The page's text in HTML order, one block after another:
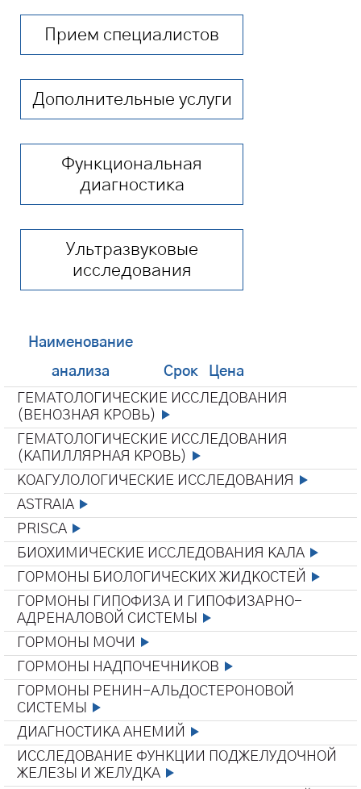
Прием специалистов
Дополнительные услуги
Функциональная
диагностика
Ультразвуковые
исследования
Наименование
анализа
Срок
Цена
ГЕМАТОЛОГИЧЕСКИЕ ИССЛЕДОВАНИЯ
(ВЕНОЗНАЯ КРОВЬ)
ГЕМАТОЛОГИЧЕСКИЕ ИССЛЕДОВАНИЯ
(КАПИЛЛЯРНАЯ КРОВЬ)
КОАГУЛОЛОГИЧЕСКИЕ ИССЛЕДОВАНИЯ
ASTRAIA
PRISCA
БИОХИМИЧЕСКИЕ ИССЛЕДОВАНИЯ КАЛА
ГОРМОНЫ БИОЛОГИЧЕСКИХ ЖИДКОСТЕЙ
ГОРМОНЫ ГИПОФИЗА И ГИПОФИЗАРНО-
АДРЕНАЛОВОЙ СИСТЕМЫ
ГОРМОНЫ МОЧИ
ГОРМОНЫ НАДПОЧЕЧНИКОВ
ГОРМОНЫ РЕНИН-АЛЬДОСТЕРОНОВОЙ
СИСТЕМЫ
ДИАГНОСТИКА АНЕМИЙ
ИССЛЕДОВАНИЕ ФУНКЦИИ ПОДЖЕЛУДОЧНОЙ
ЖЕЛЕЗЫ И ЖЕЛУДКА